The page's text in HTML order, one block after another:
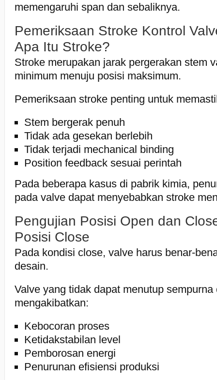
memengaruhi span dan sebaliknya.
Pemeriksaan Stroke Kontrol
Apa Itu Stroke?
Stroke merupakan jarak pergerakan stem
minimum menuju posisi maksimum.
Pemeriksaan stroke penting untuk
Stem bergerak penuh
Tidak ada gesekan berlebih
Tidak terjadi mechanical binding
Position feedback sesuai perintah
Pada beberapa kasus di pabrik kimia,
pada valve dapat menyebabkan stroke
Pengujian Posisi Open dan
Posisi Close
Pada kondisi close, valve harus benar-
desain.
Valve yang tidak dapat menutup sempurna
mengakibatkan:
Kebocoran proses
Ketidakstabilan level
Pemborosan energi
Penurunan efisiensi produksi